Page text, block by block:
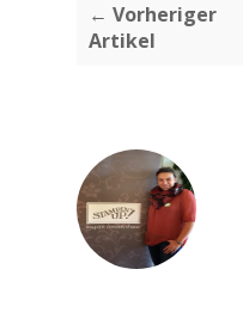
← Vorheriger
Artikel